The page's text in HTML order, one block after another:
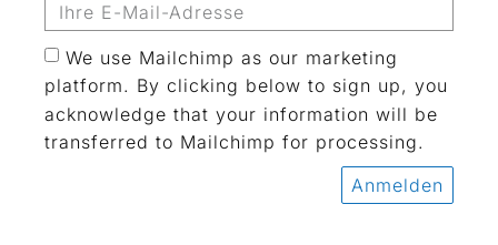
We use Mailchimp as our marketing
platform. By clicking below to sign up, you
acknowledge that your information will be
transferred to Mailchimp for processing.
Anmelden